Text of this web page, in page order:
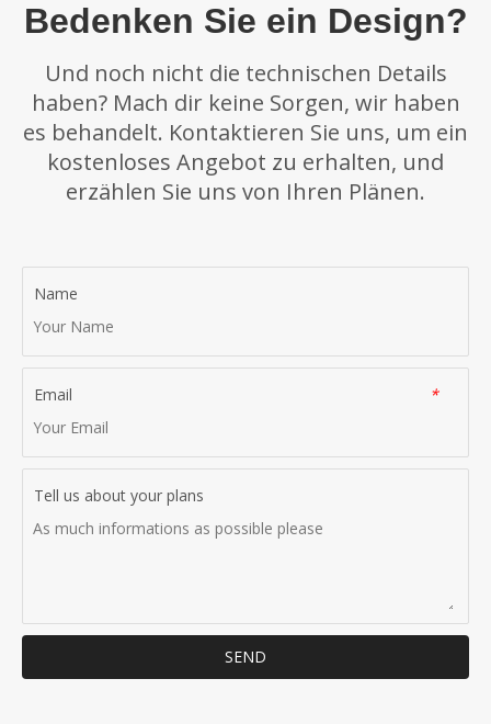
Bedenken Sie ein Design?
Und noch nicht die technischen Details
haben? Mach dir keine Sorgen, wir haben
es behandelt. Kontaktieren Sie uns, um ein
kostenloses Angebot zu erhalten, und
erzählen Sie uns von Ihren Plänen.
Name
*
Email
Tell us about your plans
SEND